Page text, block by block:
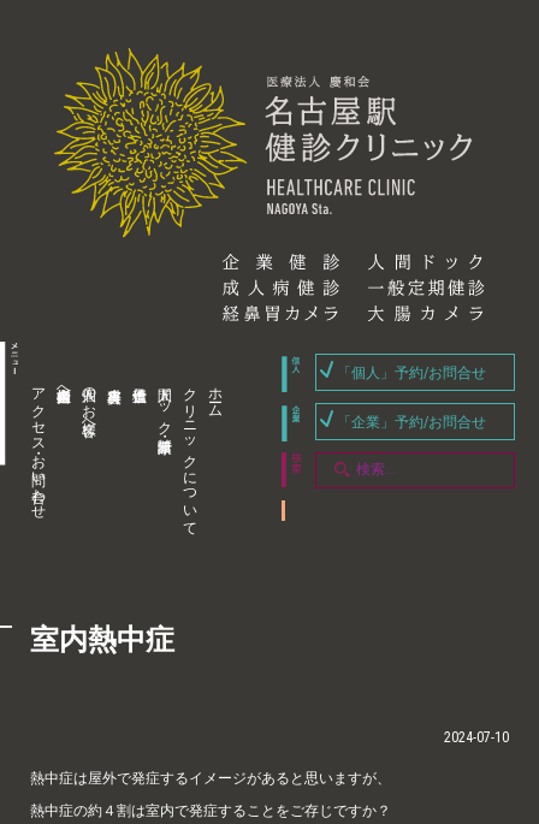
アクセス・お問い合わせ 企業内担当者様へ 個人のお客様へ 人間ドック・健康診断 クリニックについて ホーム
「個人」予約/お問合せ
「企業」予約/お問合せ
室内熱中症
2024-07-10
熱中症は屋外で発症するイメージがあると思いますが、
熱中症の約４割は室内で発症することをご存じですか？